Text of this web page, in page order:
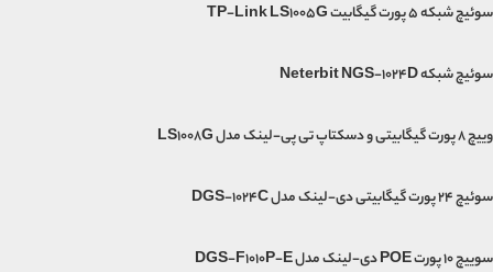
سوئیچ شبکه 5 پورت گیگابیت TP-Link LS1005G
سوئیچ شبکه Neterbit NGS-1024D
وییچ 8 پورت گیگابیتی و دسکتاپ تی پی-لینک مدل LS1008G
سوئیچ 24 پورت گیگابیتی دی-لینک مدل DGS-1024C
سوییچ 10 پورت POE دی-لینک مدل DGS-F1010P-E